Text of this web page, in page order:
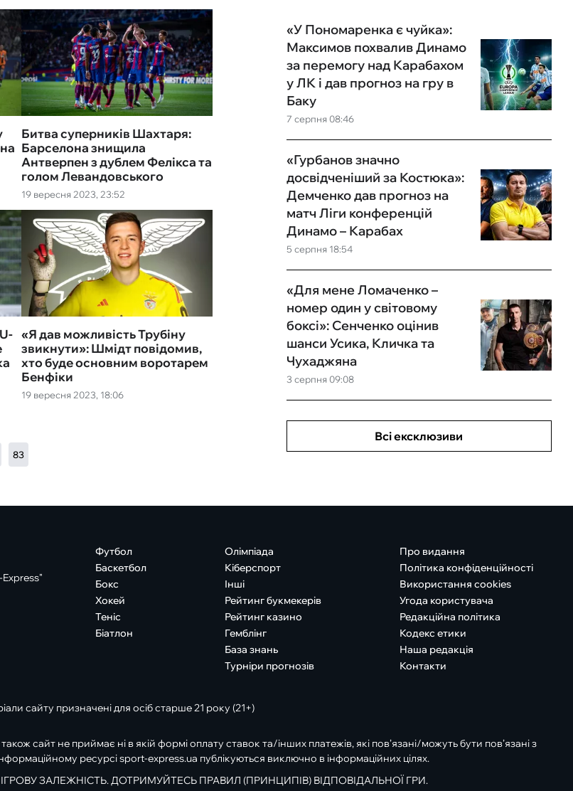
19 вересня 2023, 23:52
Битва суперників Шахтаря:
Барселона знищила
Антверпен з дублем Фелікса та
голом Левандовського
19 вересня 2023, 18:06
«Я дав можливість Трубіну
звикнути»: Шмідт повідомив,
хто буде основним воротарем
Бенфіки
83
7 серпня 08:46
«У Пономаренка є чуйка»:
Максимов похвалив Динамо
за перемогу над Карабахом
у ЛК і дав прогноз на гру в
Баку
5 серпня 18:54
«Гурбанов значно
досвідченіший за Костюка»:
Демченко дав прогноз на
матч Ліги конференцій
Динамо – Карабах
3 серпня 09:08
«Для мене Ломаченко –
номер один у світовому
боксі»: Сенченко оцінив
шанси Усика, Кличка та
Чухаджяна
Всі ексклюзиви
Футбол
Баскетбол
Бокс
Хокей
Теніс
Біатлон
Олімпіада
Кіберспорт
Інші
Рейтинг букмекерів
Рейтинг казино
Гемблінг
База знань
Турніри прогнозів
Про видання
Політика конфіденційності
Використання cookies
Угода користувача
Редакційна політика
Кодекс етики
Наша редакція
Контакти
сайту призначені для осіб старше 21 року (21+)
сайт не приймає ні в якій формі оплату ставок та/інших платежів, які пов’язані/можуть бути пов’язані з
ресурсі sport-express.ua публікуються виключно в інформаційних цілях.
ЗАЛЕЖНІСТЬ. ДОТРИМУЙТЕСЬ ПРАВИЛ (ПРИНЦИПІВ) ВІДПОВІДАЛЬНОЇ ГРИ.